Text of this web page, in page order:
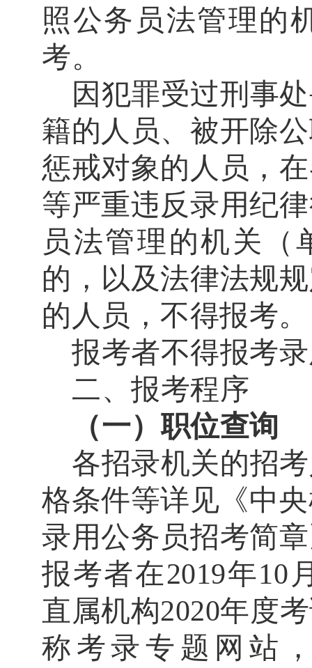
照公务员法管理的
考。
因犯罪受过刑事
籍的人员、被开除
惩戒对象的人员 ，
等严重违反录用纪
员法管理的机关（
的，以及法律法规
的人员，不得报考。
报考者不得报考
二、报考程序
（一）职位查询
各招录机关的招
格条件等详见《中
录用公务员招考简
报考者在2019年10
直属机构2020年度
称考录专题网站